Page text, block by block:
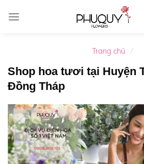
Trang chủ /
Shop hoa tươi tại Huyện
Đồng Tháp